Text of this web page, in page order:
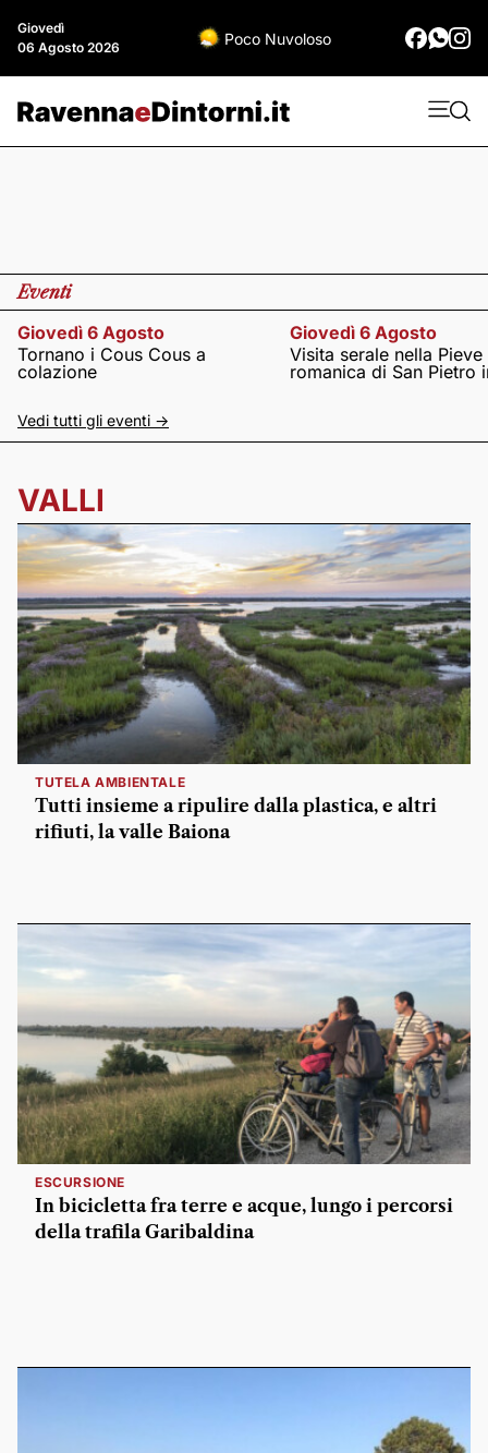
Giovedì
06 Agosto 2026
Poco Nuvoloso
Eventi
Giovedì 6 Agosto
Tornano i Cous Cous a
colazione
Giovedì 6 Agosto
Visita serale nella Pieve
romanica di San Pietro
Vedi tutti gli eventi ->
VALLI
TUTELA AMBIENTALE
Tutti insieme a ripulire dalla plastica, e altri
rifiuti, la valle Baiona
ESCURSIONE
In bicicletta fra terre e acque, lungo i percorsi
della trafila Garibaldina